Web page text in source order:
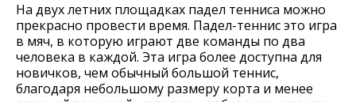
На двух летних площадках падел тенниса можно
прекрасно провести время. Падел-теннис это игра
в мяч, в которую играют две команды по два
человека в каждой. Эта игра более доступна для
новичков, чем обычный большой теннис,
благодаря небольшому размеру корта и менее